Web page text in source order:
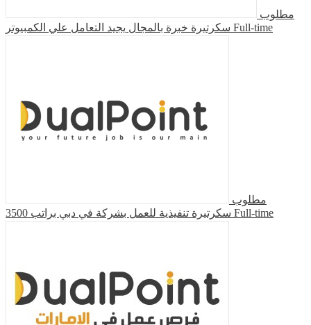
مطلوب
سكرتيرة خبرة بالمجال يجيد التعامل علي الكمبيوتر Full-time
مطلوب
سكرتيرة تنفيذية للعمل بشركة في دبي براتب 3500 Full-time